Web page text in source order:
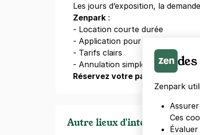
Les jours d’exposition, la
Zenpark :
- Location courte durée
- Application pour l’accès immédiat
- Tarifs clairs
- Annulation simple si besoin
Réservez votre parkingdès
Autre lieux d'intérêts à
Zenpark
Ces